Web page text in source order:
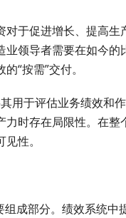
于促进增长、提高
领导者需要在如今
“按需”交付。
用于评估业务绩效和
时存在局限性。在
性。
成部分。绩效系统